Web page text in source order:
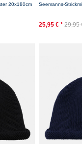
- Grau
20x180cm
Schurwolle
Seemanns-
25,95 € * 29,95